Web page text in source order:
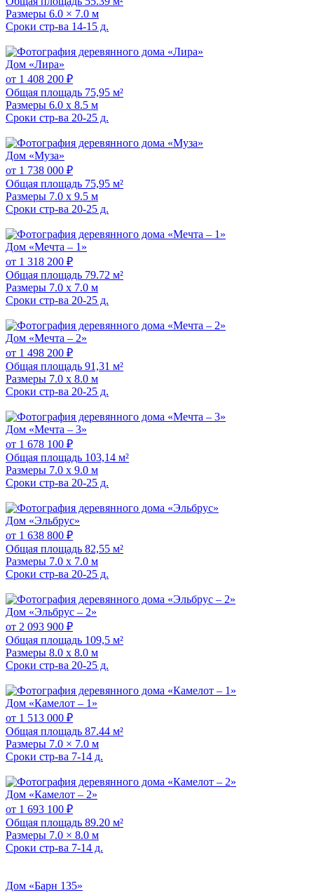
Размеры 6.0 × 7.0 м
Сроки стр-ва 14-15 д.
Дом «Лира»
от 1 408 200 ₽
Общая площадь 75,95 м²
Размеры 6.0 x 8.5 м
Сроки стр-ва 20-25 д.
Дом «Муза»
от 1 738 000 ₽
Общая площадь 75,95 м²
Размеры 7.0 x 9.5 м
Сроки стр-ва 20-25 д.
Дом «Мечта – 1»
от 1 318 200 ₽
Общая площадь 79.72 м²
Размеры 7.0 x 7.0 м
Сроки стр-ва 20-25 д.
Дом «Мечта – 2»
от 1 498 200 ₽
Общая площадь 91,31 м²
Размеры 7.0 x 8.0 м
Сроки стр-ва 20-25 д.
Дом «Мечта – 3»
от 1 678 100 ₽
Общая площадь 103,14 м²
Размеры 7.0 x 9.0 м
Сроки стр-ва 20-25 д.
Дом «Эльбрус»
от 1 638 800 ₽
Общая площадь 82,55 м²
Размеры 7.0 x 7.0 м
Сроки стр-ва 20-25 д.
Дом «Эльбрус – 2»
от 2 093 900 ₽
Общая площадь 109,5 м²
Размеры 8.0 x 8.0 м
Сроки стр-ва 20-25 д.
Дом «Камелот – 1»
от 1 513 000 ₽
Общая площадь 87.44 м²
Размеры 7.0 × 7.0 м
Сроки стр-ва 7-14 д.
Дом «Камелот – 2»
от 1 693 100 ₽
Общая площадь 89.20 м²
Размеры 7.0 × 8.0 м
Сроки стр-ва 7-14 д.
Дом «Барн 135»